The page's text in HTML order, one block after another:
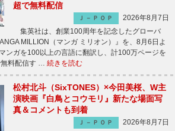
超で無料配信
Ｊ－ＰＯＰ
2026年8月7日
集英社は、創業100周年を記念したグローバ
MILLION（マンガ ミリオン）』を、8月6日よ
ンガを100以上の言語に翻訳し、計100万ページを
無料配信す … 続きを読む
松村北斗（SixTONES）×今田美桜、W主
演映画『白鳥とコウモリ』新たな場面写
真＆コメントも到着
Ｊ－ＰＯＰ
2026年8月7日